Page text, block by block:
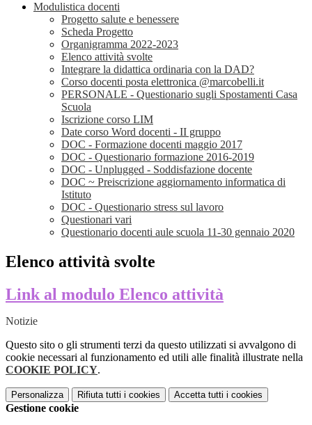
Modulistica docenti
Progetto salute e benessere
Scheda Progetto
Organigramma 2022-2023
Elenco attività svolte
Integrare la didattica ordinaria con la DAD?
Corso docenti posta elettronica @marcobelli.it
PERSONALE - Questionario sugli Spostamenti Casa
Scuola
Iscrizione corso LIM
Date corso Word docenti - II gruppo
DOC - Formazione docenti maggio 2017
DOC - Questionario formazione 2016-2019
DOC - Unplugged - Soddisfazione docente
DOC ~ Preiscrizione aggiornamento informatica di
Istituto
DOC - Questionario stress sul lavoro
Questionari vari
Questionario docenti aule scuola 11-30 gennaio 2020
Elenco attività svolte
Link al modulo Elenco attività
Notizie
Questo sito o gli strumenti terzi da questo utilizzati si avvalgono di
cookie necessari al funzionamento ed utili alle finalità illustrate nella
COOKIE POLICY.
Personalizza Rifiuta tutti i cookies Accetta tutti i cookies
Gestione cookie